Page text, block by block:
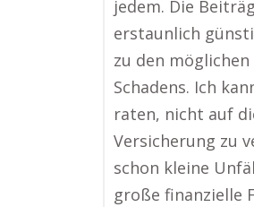
jedem. Die
erstaunlich
zu den
Schadens. Ich
raten, nicht auf
Versicherung zu
schon kleine
große finanzielle